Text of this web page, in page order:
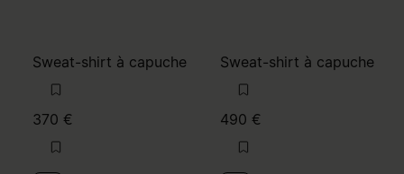
Sweat-shirt à capuche
370 €
Sweat-shirt à capuche
490 €